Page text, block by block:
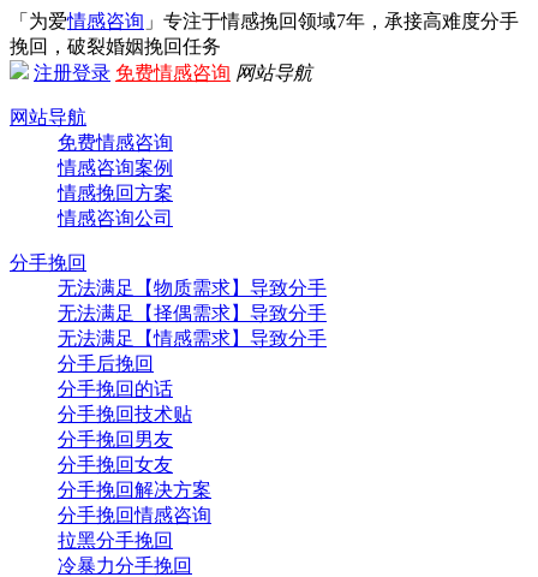
「为爱情感咨询 」专注于情感挽回领域7年，承接高难度分手
挽回，破裂婚姻挽回任务
注册登录 免费情感咨询 网站导航
网站导航
免费情感咨询
情感咨询案例
情感挽回方案
情感咨询公司
分手挽回
无法满足【物质需求】导致分手
无法满足【择偶需求】导致分手
无法满足【情感需求】导致分手
分手后挽回
分手挽回的话
分手挽回技术贴
分手挽回男友
分手挽回女友
分手挽回解决方案
分手挽回情感咨询
拉黑分手挽回
冷暴力分手挽回